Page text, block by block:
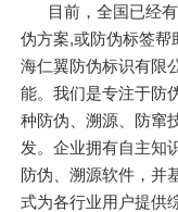
目前，全国已经
伪方案,或防伪标签帮
海仁翼防伪标识有限
能。我们是专注于防
种防伪、溯源、防窜
发。企业拥有自主知
防伪、溯源软件，并
式为各行业用户提供